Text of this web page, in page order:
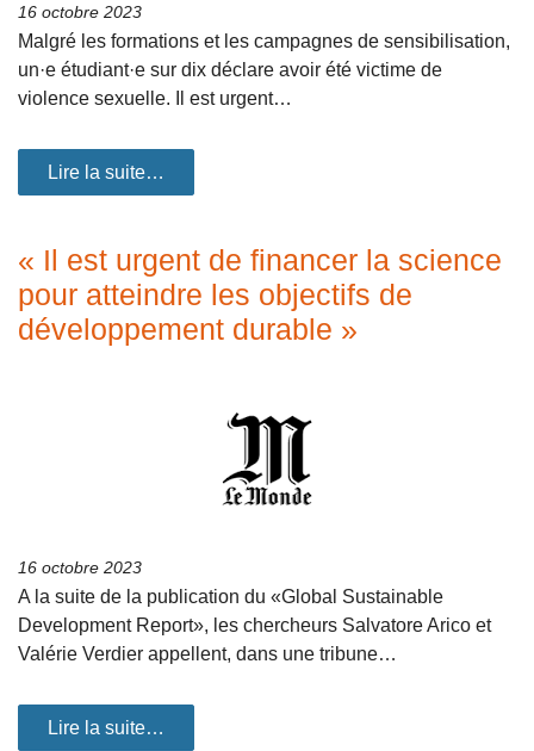
16 octobre 2023
Malgré les formations et les campagnes de sensibilisation,
un·e étudiant·e sur dix déclare avoir été victime de
violence sexuelle. Il est urgent…
Lire la suite…
« Il est urgent de financer la science
pour atteindre les objectifs de
développement durable »
16 octobre 2023
A la suite de la publication du «Global Sustainable
Development Report», les chercheurs Salvatore Arico et
Valérie Verdier appellent, dans une tribune…
Lire la suite…